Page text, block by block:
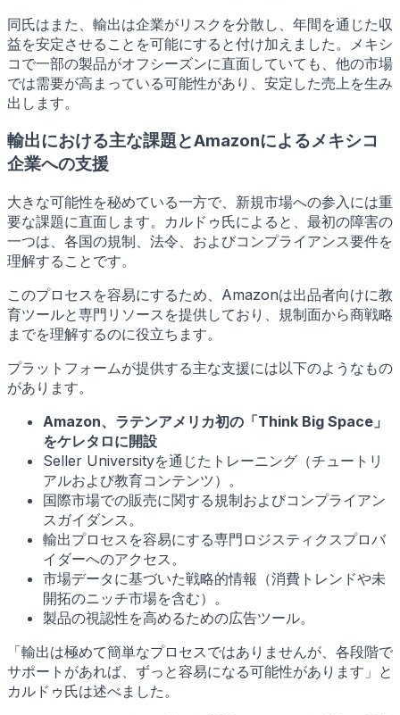
同氏はまた、輸出は企業がリスクを分散し、年間を通じた収
益を安定させることを可能にすると付け加えました。メキシ
コで一部の製品がオフシーズンに直面していても、他の市場
では需要が高まっている可能性があり、安定した売上を生み
出します。
輸出における主な課題とAmazonによるメキシコ
企業への支援
大きな可能性を秘めている一方で、新規市場への参入には重
要な課題に直面します。カルドゥ氏によると、最初の障害の
一つは、各国の規制、法令、およびコンプライアンス要件を
理解することです。
このプロセスを容易にするため、Amazonは出品者向けに教
育ツールと専門リソースを提供しており、規制面から商戦略
までを理解するのに役立ちます。
プラットフォームが提供する主な支援には以下のようなもの
があります。
Amazon、ラテンアメリカ初の「Think Big Space」
をケレタロに開設
Seller Universityを通じたトレーニング（チュートリ
アルおよび教育コンテンツ）。
国際市場での販売に関する規制およびコンプライアン
スガイダンス。
輸出プロセスを容易にする専門ロジスティクスプロバ
イダーへのアクセス。
市場データに基づいた戦略的情報（消費トレンドや未
開拓のニッチ市場を含む）。
製品の視認性を高めるための広告ツール。
「輸出は極めて簡単なプロセスではありませんが、各段階で
サポートがあれば、ずっと容易になる可能性があります」と
カルドゥ氏は述べました。